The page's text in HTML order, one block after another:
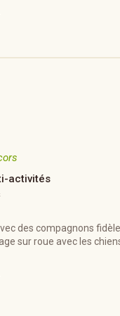
activités
des compagnons
sur roue avec les